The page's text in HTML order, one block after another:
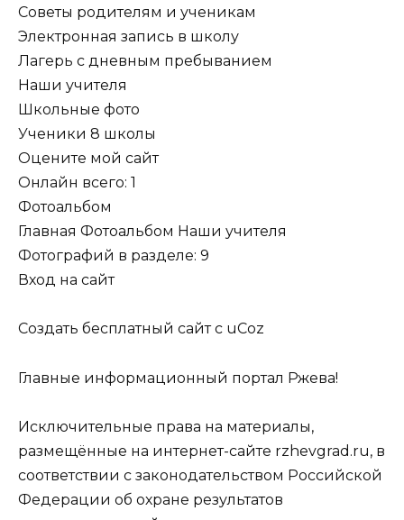
Советы родителям и ученикам
Электронная запись в школу
Лагерь с дневным пребыванием
Наши учителя
Школьные фото
Ученики 8 школы
Оцените мой сайт
Онлайн всего: 1
Фотоальбом
Главная Фотоальбом Наши учителя
Фотографий в разделе: 9
Вход на сайт
Создать бесплатный сайт с uCoz
Главные информационный портал Ржева!
Исключительные права на материалы,
размещённые на интернет-сайте rzhevgrad.ru, в
соответствии с законодательством Российской
Федерации об охране результатов